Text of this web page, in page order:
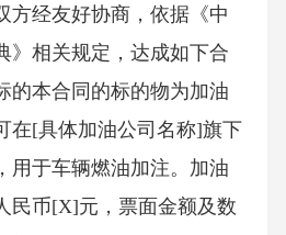
方经友好协商，依据《中
》相关规定，达成如下合
的本合同的标的物为加油
在[具体加油公司名称]旗下
用于车辆燃油加注。加油
民币[X]元，票面金额及数